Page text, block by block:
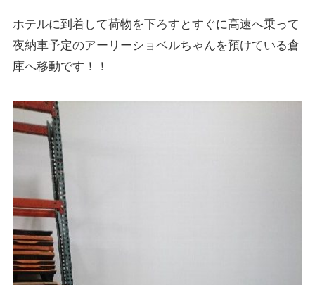
ホテルに到着して荷物を下ろすとすぐに高速へ乗って
夜納車予定のアーリーショベルちゃんを預けている倉
庫へ移動です！！